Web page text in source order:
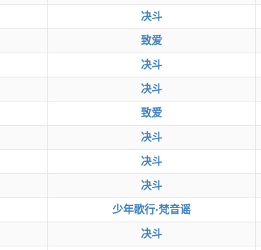
决斗
致爱
决斗
决斗
致爱
决斗
决斗
决斗
少年歌行·梵音谣
决斗